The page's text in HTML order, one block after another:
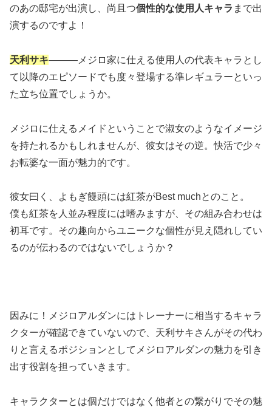
のあの邸宅が出演し、尚且つ個性的な使用人キャラ まで出
演するのですよ！
天利サキ―――メジロ家に仕える使用人の代表キャラとし
て以降のエピソードでも度々登場する準レギュラーといっ
た立ち位置でしょうか。
メジロに仕えるメイドということで淑女のようなイメージ
を持たれるかもしれませんが、彼女はその逆。快活で少々
お転婆な一面が魅力的です。
彼女曰く、よもぎ饅頭には紅茶がBest muchとのこと。
僕も紅茶を人並み程度には嗜みますが、その組み合わせは
初耳です。その趣向からユニークな個性が見え隠れしてい
るのが伝わるのではないでしょうか？
因みに！メジロアルダンにはトレーナーに相当するキャラ
クターが確認できていないので、天利サキさんがその代わ
りと言えるポジションとしてメジロアルダンの魅力を引き
出す役割を担っていきます。
キャラクターとは個だけではなく他者との繋がりでその魅